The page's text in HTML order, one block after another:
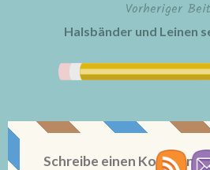
Beitragsnavigation
Vorheriger
Halsbänder und Leinen
Schreibe einen